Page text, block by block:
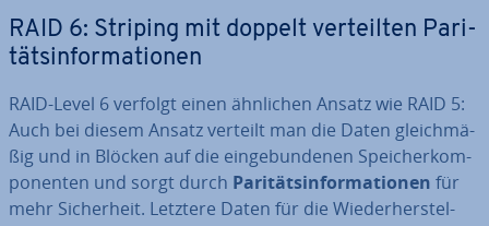
RAID 6: Striping mit doppelt ver­teil­ten Pa­ri­
täts­in­for­ma­tio­nen
RAID-Level 6 verfolgt einen ähnlichen Ansatz wie RAID 5:
Auch bei diesem Ansatz verteilt man die Daten gleich­mä­
ßig und in Blöcken auf die ein­ge­bun­de­nen Spei­cher­kom­
po­nen­ten und sorgt durch Pa­ri­täts­in­for­ma­tio­nen für
mehr Si­cher­heit. Letztere Daten für die Wie­der­her­stel­